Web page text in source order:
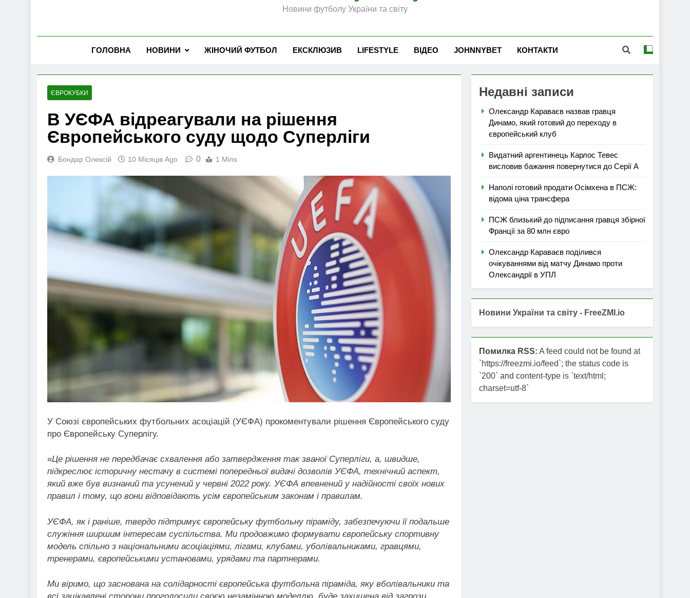
Новини футболу України та світу
ГОЛОВНА НОВИНИ ЖІНОЧИЙ ФУТБОЛ ЕКСКЛЮЗИВ LIFESTYLE ВІДЕО JOHNNYBET КОНТАКТИ
ЄВРОКУБКИ
В УЄФА відреагували на рішення
Європейського суду щодо Суперліги
Бондар Олексій 10 Місяців Ago 0 1 Mins
У Союзі європейських футбольних асоціацій (УЄФА) прокоментували рішення Європейського суду
про Європейську Суперлігу.
«Це рішення не передбачає схвалення або затвердження так званої Суперліги, а, швидше,
підкреслює історичну нестачу в системі попередньої видачі дозволів УЄФА, технічний аспект,
який вже був визнаний та усунений у червні 2022 року. УЄФА впевнений у надійності своїх нових
правил і тому, що вони відповідають усім європейським законам і правилам.
УЄФА, як і раніше, твердо підтримує європейську футбольну піраміду, забезпечуючи її подальше
служіння ширшим інтересам суспільства. Ми продовжимо формувати європейську спортивну
модель спільно з національними асоціаціями, лігами, клубами, уболівальниками, гравцями,
тренерами, європейськими установами, урядами та партнерами.
Ми віримо, що заснована на солідарності європейська футбольна піраміда, яку вболівальники та
Недавні записи
Олександр Караваєв назвав гравця
Динамо, який готовий до переходу в
європейський клуб
Видатний аргентинець Карлос Тевес
висловив бажання повернутися до Серії А
Наполі готовий продати Осімхена в ПСЖ:
відома ціна трансфера
ПСЖ близький до підписання гравця збірної
Франції за 80 млн євро
Олександр Караваєв поділився
очікуваннями від матчу Динамо проти
Олександрії в УПЛ
Новини України та світу - FreeZMI.io
Помилка RSS: A feed could not be found at
`https://freezmi.io/feed`; the status code is
`200` and content-type is `text/html;
charset=utf-8`